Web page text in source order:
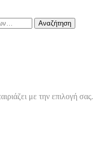
Αναζήτηση
με την επιλογή σας.